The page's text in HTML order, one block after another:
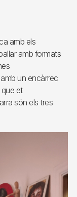
amb els
amb formats
un encàrrec
et
són els tres